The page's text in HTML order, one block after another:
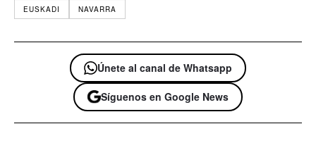
EUSKADI NAVARRA
Únete al canal de Whatsapp
Síguenos en Google News